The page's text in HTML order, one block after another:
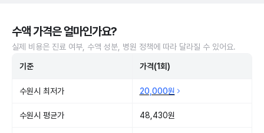
수액 가격은 얼마인가요?
실제 비용은 진료 여부, 수액 성분, 병원 정책에 따라 달라질 수 있어요.
기준 가격(1회)
수원시 최저가 20,000원
수원시 평균가 48,430원